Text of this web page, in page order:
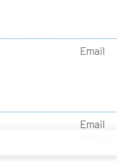
Email
Email